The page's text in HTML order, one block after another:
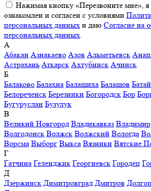
Нажимая кнопку «Перезвоните мне»,
ознакомлен и согласен с условиями
персональных данных и даю Согласие на
персональных данных.
А
Абакан Азнакаево Азов Альметьевск
Астрахань Аткарск Ахтубинск Ачинск
Б
Балаково Балахна Балашиха Балашов
Белореченск Березники Богородск Бор
Бугуруслан Бузулук
В
Великий Новгород Владикавказ Владимир
Волгодонск Волжск Волжский Вологда
Ворсма Выборг Выкса Вязники Вятские
Г
Гатчина Геленджик Георгиевск Городец
Д
Дзержинск Димитровград Дмитров